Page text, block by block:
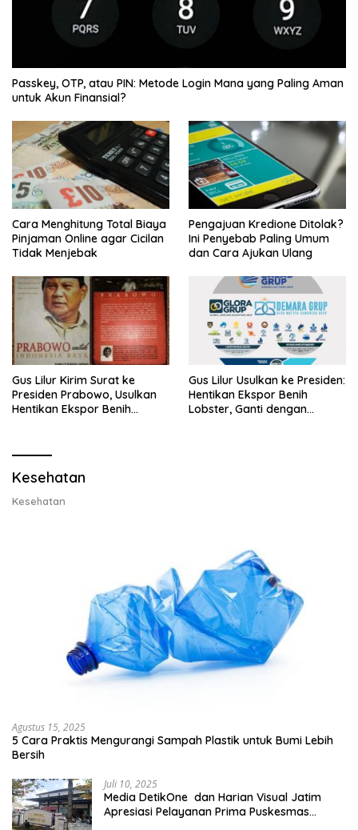
Passkey, OTP, atau PIN: Metode Login Mana yang Paling Aman
untuk Akun Finansial?
Cara Menghitung Total Biaya
Pinjaman Online agar Cicilan
Tidak Menjebak
Pengajuan Kredione Ditolak?
Ini Penyebab Paling Umum
dan Cara Ajukan Ulang
Gus Lilur Kirim Surat ke
Presiden Prabowo, Usulkan
Hentikan Ekspor Benih
Gus Lilur Usulkan ke Presiden:
Hentikan Ekspor Benih
Lobster, Ganti dengan
Kesehatan
Kesehatan
Agustus 15, 2025
5 Cara Praktis Mengurangi Sampah Plastik untuk Bumi Lebih
Bersih
Juli 10, 2025
Media DetikOne dan Harian Visual Jatim
Apresiasi Pelayanan Prima Puskesmas